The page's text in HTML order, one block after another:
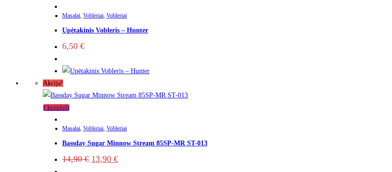
Masalai, Vobleriai, Vobleriai
Upėtakinis Vobleris – Hunter
6,50 €
Akcija!
Į krepšelį
Masalai, Vobleriai, Vobleriai
Bassday Sugar Minnow Stream 85SP-MR ST-013
14,90€ Original
price
13,90 €Current